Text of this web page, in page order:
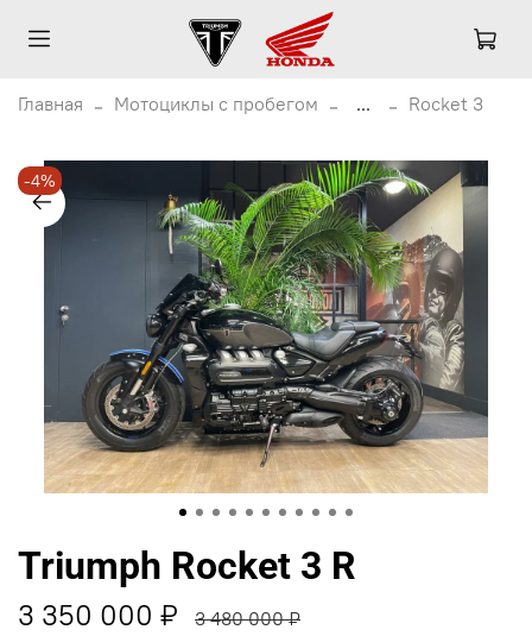
Главная Мотоциклы с пробегом ... Rocket 3
-4%
Triumph Rocket 3 R
3 350 000 ₽ 3 480 000 ₽